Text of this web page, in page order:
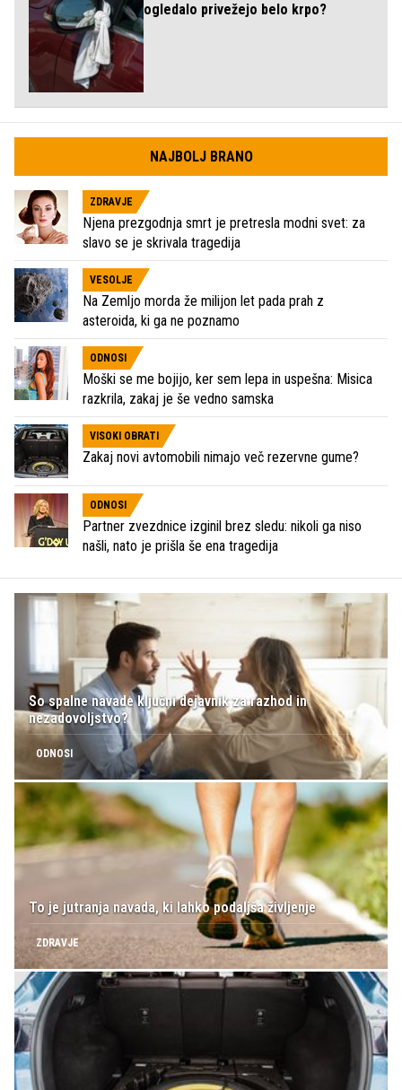
ogledalo privežejo belo krpo?
NAJBOLJ BRANO
ZDRAVJE
Njena prezgodnja smrt je pretresla modni svet: za
slavo se je skrivala tragedija
VESOLJE
Na Zemljo morda že milijon let pada prah z
asteroida, ki ga ne poznamo
ODNOSI
Moški se me bojijo, ker sem lepa in uspešna: Misica
razkrila, zakaj je še vedno samska
VISOKI OBRATI
Zakaj novi avtomobili nimajo več rezervne gume?
ODNOSI
Partner zvezdnice izginil brez sledu: nikoli ga niso
našli, nato je prišla še ena tragedija
So spalne navade ključni dejavnik za razhod in
nezadovoljstvo?
ODNOSI
To je jutranja navada, ki lahko podaljša življenje
ZDRAVJE